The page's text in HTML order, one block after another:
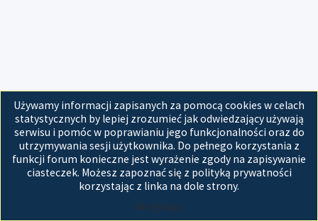
Używamy informacji zapisanych za pomocą cookies w celach
statystycznych by lepiej zrozumieć jak odwiedzający używają
serwisu i pomóc w poprawianiu jego funkcjonalności oraz do
utrzymywania sesji użytkownika. Do pełnego korzystania z
funkcji forum konieczne jest wyrażenie zgody na zapisywanie
ciasteczek. Możesz zapoznać się z polityką prywatności
korzystając z linka na dole strony.
Akceptuję